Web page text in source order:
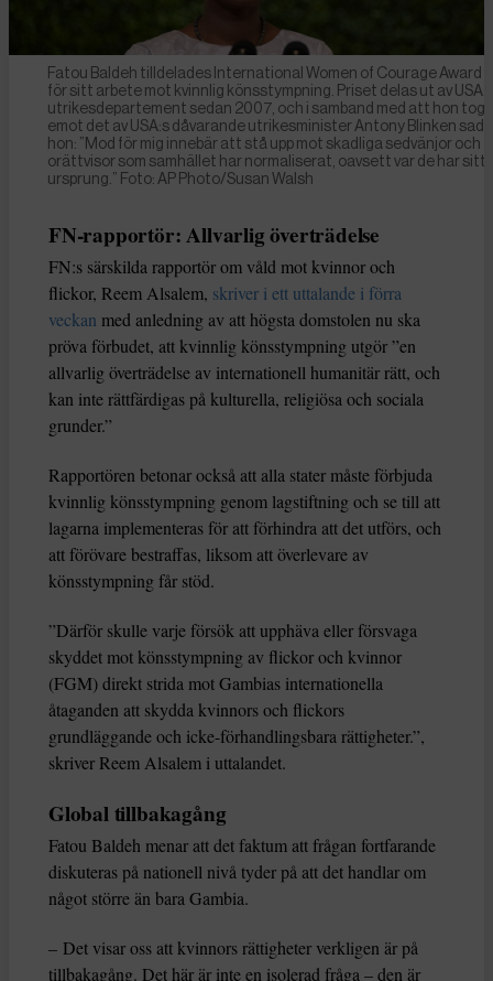
Fatou Baldeh tilldelades International Women of Courage Award
för sitt arbete mot kvinnlig könsstympning. Priset delas ut av USA:s
utrikesdepartement sedan 2007, och i samband med att hon tog
emot det av USA:s dåvarande utrikesminister Antony Blinken sade
hon: ”Mod för mig innebär att stå upp mot skadliga sedvänjor och
orättvisor som samhället har normaliserat, oavsett var de har sitt
ursprung.” Foto: AP Photo/Susan Walsh
FN-rapportör: Allvarlig överträdelse
FN:s särskilda rapportör om våld mot kvinnor och
flickor, Reem Alsalem, skriver i ett uttalande i förra
veckan med anledning av att högsta domstolen nu ska
pröva förbudet, att kvinnlig könsstympning utgör ”en
allvarlig överträdelse av internationell humanitär rätt, och
kan inte rättfärdigas på kulturella, religiösa och sociala
grunder.”
Rapportören betonar också att alla stater måste förbjuda
kvinnlig könsstympning genom lagstiftning och se till att
lagarna implementeras för att förhindra att det utförs, och
att förövare bestraffas, liksom att överlevare av
könsstympning får stöd.
”Därför skulle varje försök att upphäva eller försvaga
skyddet mot könsstympning av flickor och kvinnor
(FGM) direkt strida mot Gambias internationella
åtaganden att skydda kvinnors och flickors
grundläggande och icke-förhandlingsbara rättigheter.”,
skriver Reem Alsalem i uttalandet.
Global tillbakagång
Fatou Baldeh menar att det faktum att frågan fortfarande
diskuteras på nationell nivå tyder på att det handlar om
något större än bara Gambia.
– Det visar oss att kvinnors rättigheter verkligen är på
tillbakagång. Det här är inte en isolerad fråga – den är